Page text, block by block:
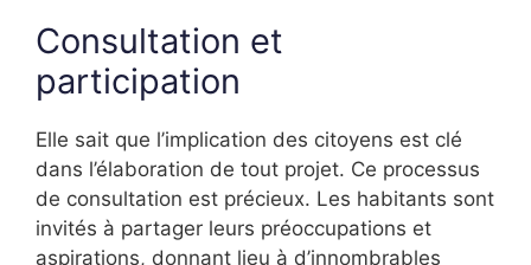
Consultation et
participation
Elle sait que l’implication des citoyens est clé
dans l’élaboration de tout projet. Ce processus
de consultation est précieux. Les habitants sont
invités à partager leurs préoccupations et
aspirations, donnant lieu à d’innombrables